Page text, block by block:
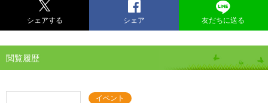
シェアする シェア 友だちに送る
閲覧履歴